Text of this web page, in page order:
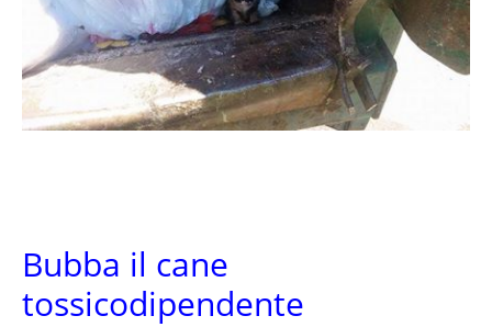
Bubba il cane
tossicodipendente